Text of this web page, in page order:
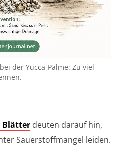
der Yucca-Palme: Zu viel
Blätter deuten darauf hin,
Sauerstoffmangel leiden.